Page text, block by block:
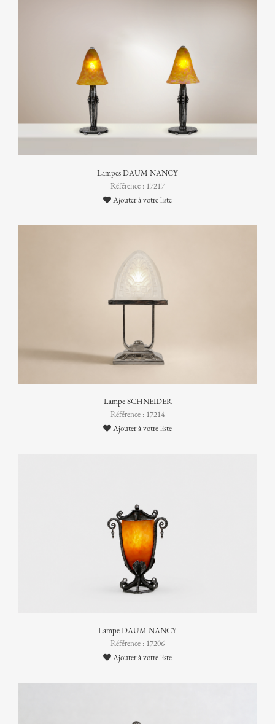
Lampes DAUM NANCY
Référence : 17217
Ajouter à votre liste
Lampe SCHNEIDER
Référence : 17214
Ajouter à votre liste
Lampe DAUM NANCY
Référence : 17206
Ajouter à votre liste